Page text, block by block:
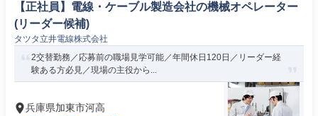
【正社員】電線・ケーブル製造会社の機械オペレーター
(リーダー候補)
タツタ立井電線株式会社
2交替勤務／応募前の職場見学可能／年間休日120日／リーダー経
験ある方必見／現場の主役から...
兵庫県加東市河高